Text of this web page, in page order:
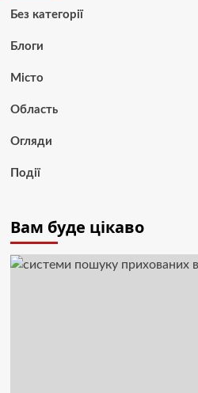
Без категорії
Блоги
Місто
Область
Огляди
Події
Вам буде цікаво